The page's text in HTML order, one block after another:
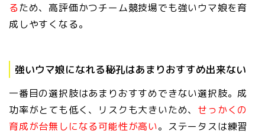
るため、高評価かつチーム競技場でも強いウマ娘を育
成しやすくなる。
強いウマ娘になれる秘孔はあまりおすすめ出来ない
一番目の選択肢はあまりおすすめできない選択肢。成
功率がとても低く、リスクも大きいため、 せっかくの
育成が台無しになる可能性が高い。ステータスは練習